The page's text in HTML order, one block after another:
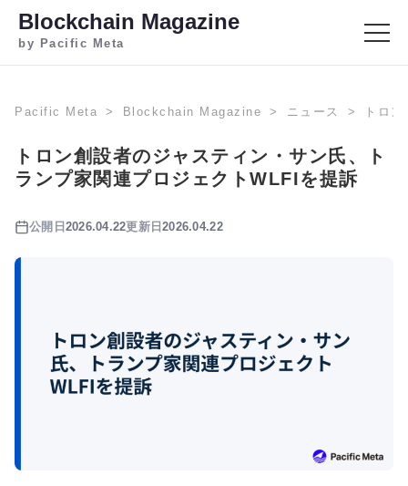
Blockchain Magazine
by Pacific Meta
Pacific Meta Blockchain Magazine ニュース トロ
トロン創設者のジャスティン・サン氏、ト
ランプ家関連プロジェクトWLFIを提訴
公開日 2026.04.22更新日2026.04.22